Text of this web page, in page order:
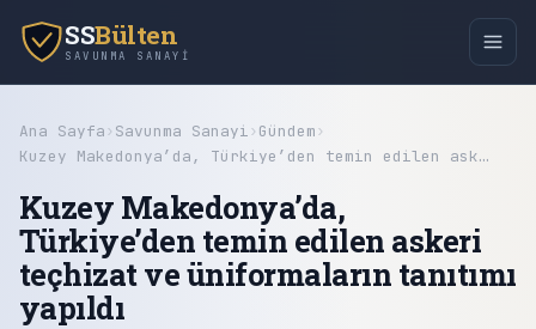
SSBülten
SAVUNMA SANAYI
Ana Sayfa› Savunma Sanayi› Gündem›
Kuzey Makedonya’da, Türkiye’den temin edilen ask…
Kuzey Makedonya’da,
Türkiye’den temin edilen askeri
teçhizat ve üniformaların tanıtımı
yapıldı